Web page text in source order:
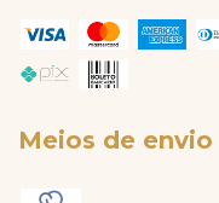
Meios de envio